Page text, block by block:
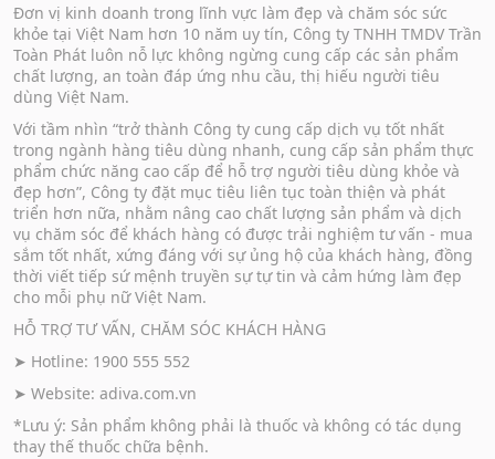
Đơn vị kinh doanh trong lĩnh vực làm đẹp và chăm sóc sức
khỏe tại Việt Nam hơn 10 năm uy tín, Công ty TNHH TMDV Trần
Toàn Phát luôn nỗ lực không ngừng cung cấp các sản phẩm
chất lượng, an toàn đáp ứng nhu cầu, thị hiếu người tiêu
dùng Việt Nam.
Với tầm nhìn “trở thành Công ty cung cấp dịch vụ tốt nhất
trong ngành hàng tiêu dùng nhanh, cung cấp sản phẩm thực
phẩm chức năng cao cấp để hỗ trợ người tiêu dùng khỏe và
đẹp hơn”, Công ty đặt mục tiêu liên tục toàn thiện và phát
triển hơn nữa, nhằm nâng cao chất lượng sản phẩm và dịch
vụ chăm sóc để khách hàng có được trải nghiệm tư vấn - mua
sắm tốt nhất, xứng đáng với sự ủng hộ của khách hàng, đồng
thời viết tiếp sứ mệnh truyền sự tự tin và cảm hứng làm đẹp
cho mỗi phụ nữ Việt Nam.
HỖ TRỢ TƯ VẤN, CHĂM SÓC KHÁCH HÀNG
➤ Hotline: 1900 555 552
➤ Website: adiva.com.vn
*Lưu ý: Sản phẩm không phải là thuốc và không có tác dụng
thay thế thuốc chữa bệnh.